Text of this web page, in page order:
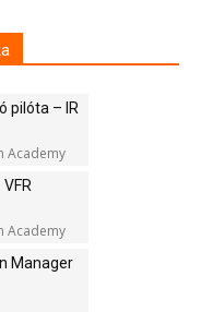
pilóta – IR
Academy
Academy
Manager